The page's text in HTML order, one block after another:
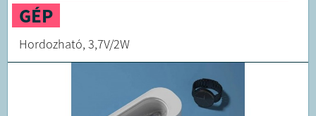
GÉP
Hordozható, 3,7V/2W